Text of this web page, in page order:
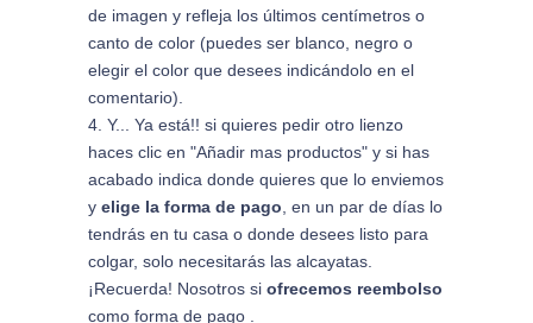
de imagen y refleja los últimos centímetros o
canto de color (puedes ser blanco, negro o
elegir el color que desees indicándolo en el
comentario).
Y... Ya está!! si quieres pedir otro lienzo
haces clic en "Añadir mas productos" y si has
acabado indica donde quieres que lo enviemos
y elige la forma de pago , en un par de días lo
tendrás en tu casa o donde desees listo para
colgar, solo necesitarás las alcayatas.
¡Recuerda! Nosotros si ofrecemos reembolso
como forma de pago .